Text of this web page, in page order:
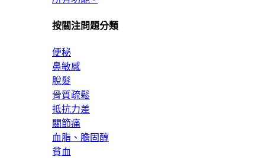
按關注問題分類
便秘
鼻敏感
脫髮
骨質疏鬆
抵抗力差
關節痛
血脂、膽固醇
貧血